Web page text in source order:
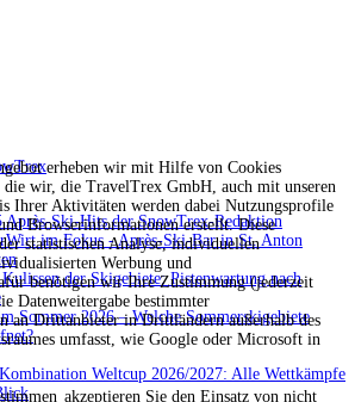
erheben wir mit Hilfe von Cookies
wir, die TravelTrex GmbH, auch mit unseren
Ihrer Aktivitäten werden dabei Nutzungsprofile
Browserinformationen erstellt. Diese
statistischen Analyse, individuellen
Werbung und
benötigen wir Ihre Zustimmung (jederzeit
Datenweitergabe bestimmter
an Drittanbieter in Drittländern außerhalb des
umfasst, wie Google oder Microsoft in
akzeptieren Sie den Einsatz von nicht
Après-Ski-Hits der SnowTrex-Redaktion
im Fokus - Après-Ski-Bar in St. Anton
der Skigebiete: Pistenwartung nach
Sommer 2026 – Welche Sommerskigebiete
Weltcup 2026/2027: Alle Wettkämpfe